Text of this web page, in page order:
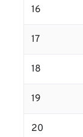
16
17
18
19
20